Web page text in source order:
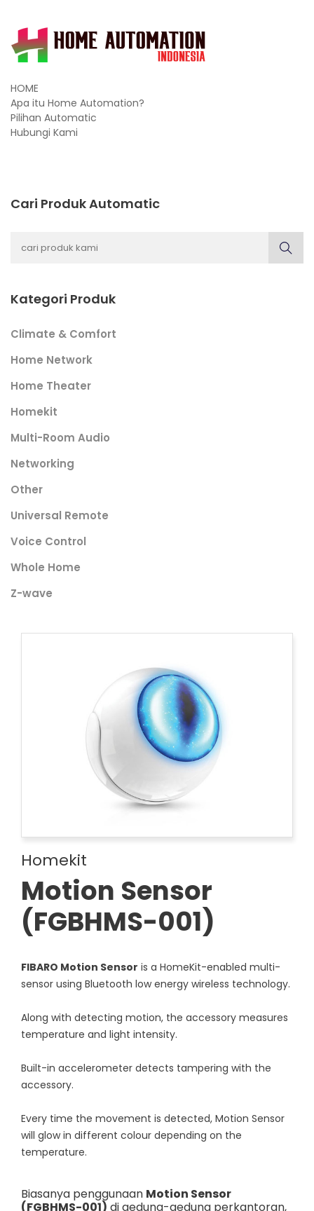
HOME
Apa itu Home Automation?
Pilihan Automatic
Hubungi Kami
Cari Produk Automatic
Kategori Produk
Climate & Comfort
Home Network
Home Theater
Homekit
Multi-Room Audio
Networking
Other
Universal Remote
Voice Control
Whole Home
Z-wave
Homekit
Motion Sensor
(FGBHMS-001)
FIBARO Motion Sensor is a HomeKit-enabled multi-
sensor using Bluetooth low energy wireless technology.
Along with detecting motion, the accessory measures
temperature and light intensity.
Built-in accelerometer detects tampering with the
accessory.
Every time the movement is detected, Motion Sensor
will glow in different colour depending on the
temperature.
Biasanya penggunaan Motion Sensor
(FGBHMS-001) di gedung-gedung perkantoran,